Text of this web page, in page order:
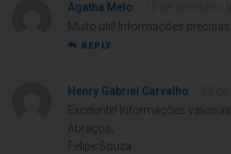
Agatha Melo
Muito útil! Informações precisas.
REPLY
Henry Gabriel Carvalho
Excelente! Informações valiosas.
Abraços,
Felipe Souza